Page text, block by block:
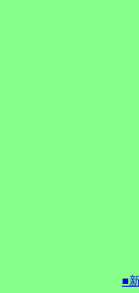
■